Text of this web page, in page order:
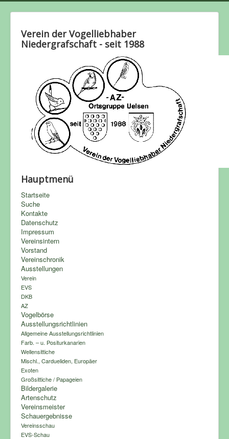
Verein der Vogelliebhaber
Niedergrafschaft - seit 1988
Hauptmenü
Startseite
Suche
Kontakte
Datenschutz
Impressum
Vereinsintern
Vorstand
Vereinschronik
Ausstellungen
Verein
EVS
DKB
AZ
Vogelbörse
Ausstellungsrichtlinien
Allgemeine Ausstellungsrichtlinien
Farb. – u. Positurkanarien
Wellensittiche
Mischl., Cardueliden, Europäer
Exoten
Großsittiche / Papageien
Bildergalerie
Artenschutz
Vereinsmeister
Schauergebnisse
Vereinsschau
EVS-Schau